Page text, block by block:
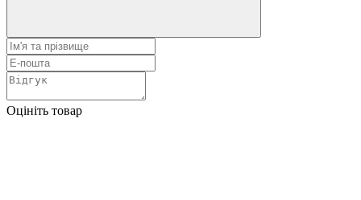
Оцініть товар